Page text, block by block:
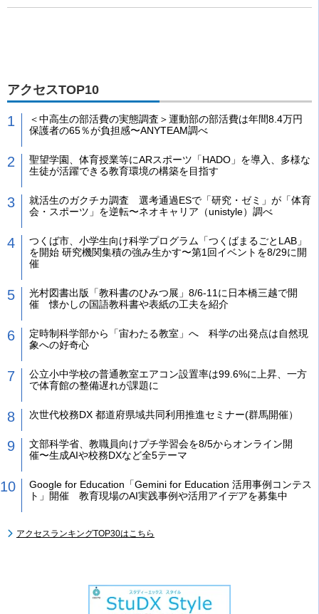
アクセスTOP10
＜中高生の部活費の実態調査＞運動部の部活費は年間8.4万円
保護者の65％が負担感〜ANYTEAM調べ
聖望学園、体育授業等にARスポーツ「HADO」を導入、多様な
生徒が活躍できる教育環境の構築を目指す
就活生のガクチカ調査 選考通過ESで「研究・ゼミ」が「体育
会・スポーツ」を逆転〜ネオキャリア（unistyle）調べ
つくば市、小学生向け科学プログラム「つくばまるごとLAB」
を開始 研究機関集積の強み生かす〜第1回イベントを8/29に開
催
光村図書出版「教科書のひみつ展」8/6-11に日本橋三越で開
催 懐かしの国語教科書や表紙の工夫を紹介
定時制科学部から「宙わたる教室」へ 科学の出発点は自然現
象への好奇心
公立小中学校の普通教室エアコン設置率は99.6%に上昇、一方
で体育館の整備遅れが課題に
次世代校務DX 都道府県域共同利用推進セミナー(群馬開催）
文部科学省、教職員向けプチ学習会を8/5からオンライン開
催〜生成AIや校務DXなど全5テーマ
Google for Education「Gemini for Education 活用事例コンテス
ト」開催 教育現場のAI実践事例や活用アイデアを募集中
アクセスランキングTOP30はこちら